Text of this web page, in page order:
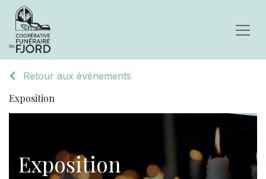
Retour aux événements
Exposition
Exposition